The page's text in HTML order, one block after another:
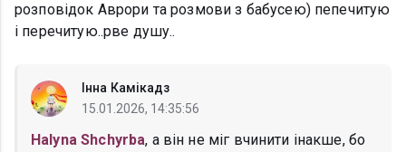
розповідок Аврори та розмови з бабусею) пепечитую
і перечитую..рве душу..
Інна Камікадз
15.01.2026, 14:35:56
Halyna Shchyrba, а він не міг вчинити інакше, бо